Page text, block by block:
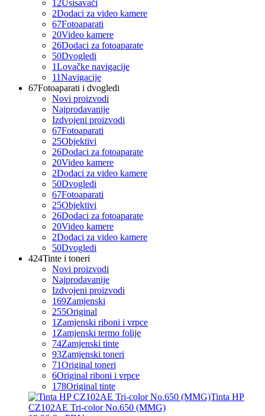
12Usisavači
2Dodaci za video kamere
67Fotoaparati
20Video kamere
26Dodaci za fotoaparate
50Dvogledi
1Lovačke navigacije
11Navigacije
67Fotoaparati i dvogledi
Novi proizvodi
Najprodavanije
Izdvojeni proizvodi
67Fotoaparati
25Objektivi
26Dodaci za fotoaparate
20Video kamere
2Dodaci za video kamere
50Dvogledi
67Fotoaparati
25Objektivi
26Dodaci za fotoaparate
20Video kamere
2Dodaci za video kamere
50Dvogledi
424Tinte i toneri
Novi proizvodi
Najprodavanije
Izdvojeni proizvodi
169Zamjenski
255Original
1 Zamjenski riboni i vrpce
1 Zamjenski termo folije
74Zamjenski tinte
93Zamjenski toneri
71Original toneri
6Original riboni i vrpce
178Original tinte
Tinta HP
CZ102AE Tri-color No.650 (MMG)